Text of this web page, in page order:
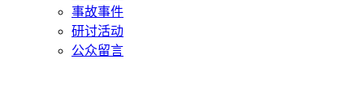
事故事件
研讨活动
公众留言